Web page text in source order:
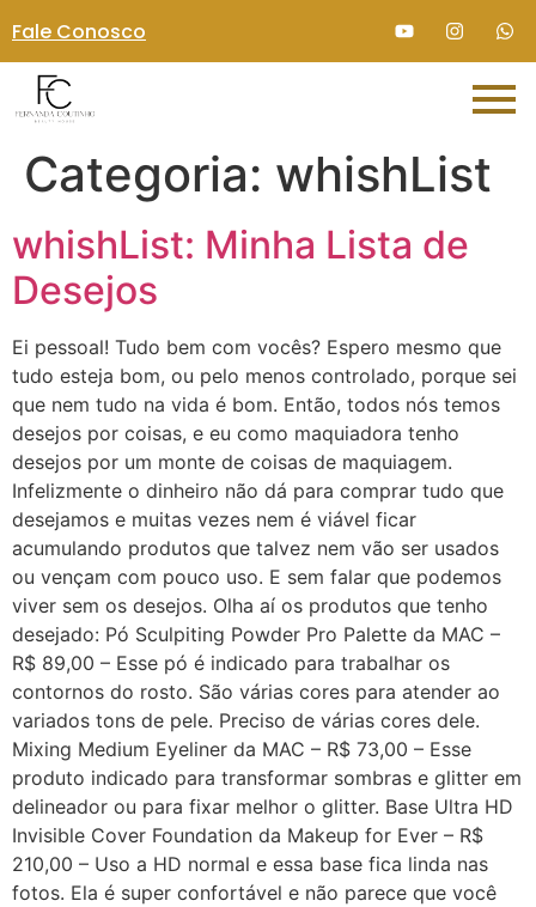
Fale Conosco
Categoria: whishList
whishList: Minha Lista de
Desejos
Ei pessoal! Tudo bem com vocês? Espero mesmo que
tudo esteja bom, ou pelo menos controlado, porque sei
que nem tudo na vida é bom. Então, todos nós temos
desejos por coisas, e eu como maquiadora tenho
desejos por um monte de coisas de maquiagem.
Infelizmente o dinheiro não dá para comprar tudo que
desejamos e muitas vezes nem é viável ficar
acumulando produtos que talvez nem vão ser usados
ou vençam com pouco uso. E sem falar que podemos
viver sem os desejos. Olha aí os produtos que tenho
desejado: Pó Sculpiting Powder Pro Palette da MAC –
R$ 89,00 – Esse pó é indicado para trabalhar os
contornos do rosto. São várias cores para atender ao
variados tons de pele. Preciso de várias cores dele.
Mixing Medium Eyeliner da MAC – R$ 73,00 – Esse
produto indicado para transformar sombras e glitter em
delineador ou para fixar melhor o glitter. Base Ultra HD
Invisible Cover Foundation da Makeup for Ever – R$
210,00 – Uso a HD normal e essa base fica linda nas
fotos. Ela é super confortável e não parece que você